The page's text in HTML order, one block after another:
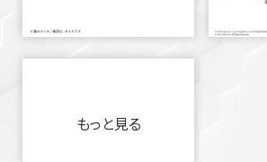
もっと見る